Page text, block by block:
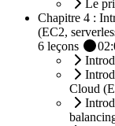
Le
Chapitre 4 :
(EC2,
6 leçons
Cloud